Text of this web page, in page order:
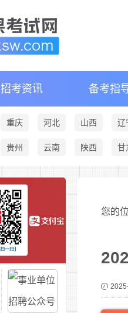
招考资讯 备考指
重庆 河北 山西 辽
贵州 云南 陕西 甘
您的